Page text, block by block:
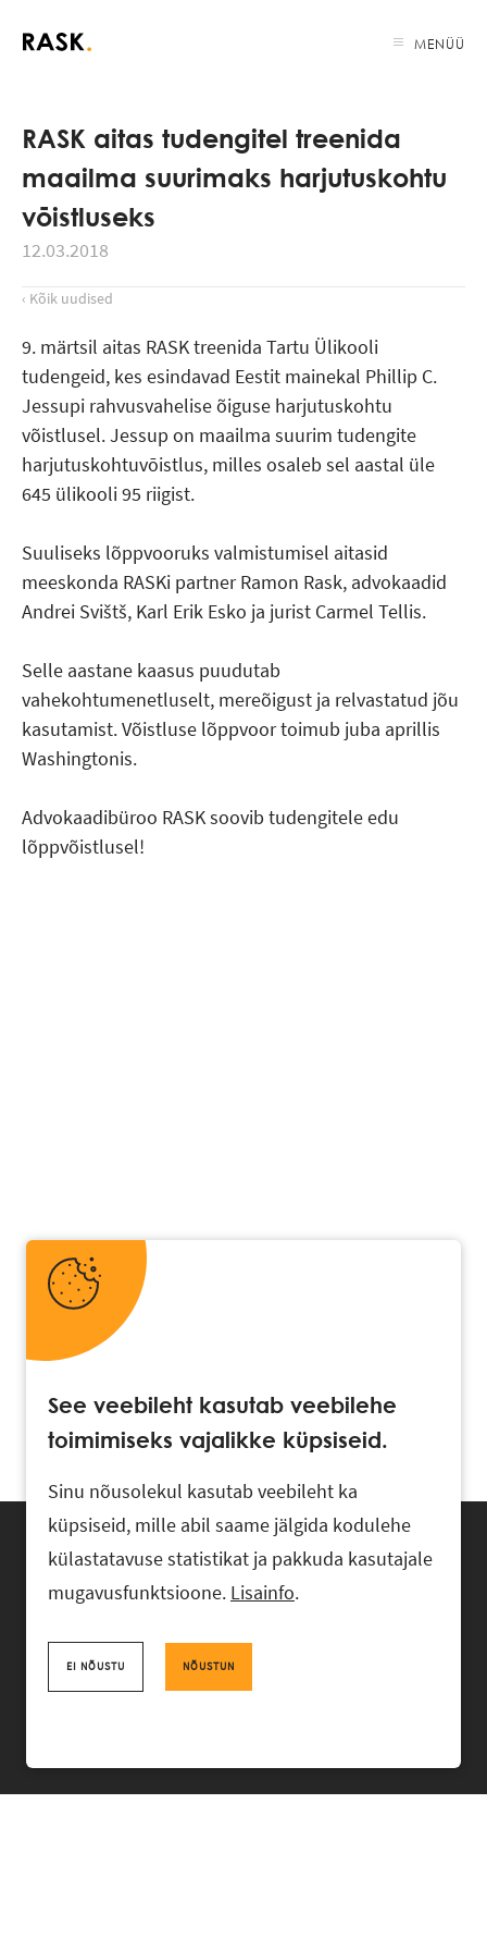
MENÜÜ
RASK aitas tudengitel treenida
maailma suurimaks harjutuskohtu
vōistluseks
12.03.2018
‹ Kõik uudised
9. märtsil aitas RASK treenida Tartu Ülikooli
tudengeid, kes esindavad Eestit mainekal Phillip C.
Jessupi rahvusvahelise õiguse harjutuskohtu
võistlusel. Jessup on maailma suurim tudengite
harjutuskohtuvōistlus, milles osaleb sel aastal üle
645 ülikooli 95 riigist.
Suuliseks lõppvooruks valmistumisel aitasid
meeskonda RASKi partner Ramon Rask, advokaadid
Andrei Svištš, Karl Erik Esko ja jurist Carmel Tellis.
Selle aastane kaasus puudutab
vahekohtumenetluselt, mereõigust ja relvastatud jõu
kasutamist. Võistluse lõppvoor toimub juba aprillis
Washingtonis.
Advokaadibüroo RASK soovib tudengitele edu
lõppvõistlusel!
+372 618 0820,rask@rask.ee
See veebileht kasutab veebilehe
toimimiseks vajalikke küpsiseid.
Sinu nõusolekul kasutab veebileht ka
küpsiseid, mille abil saame jälgida kodulehe
külastatavuse statistikat ja pakkuda kasutajale
mugavusfunktsioone. Lisainfo.
EI NÕUSTU NÕUSTUN